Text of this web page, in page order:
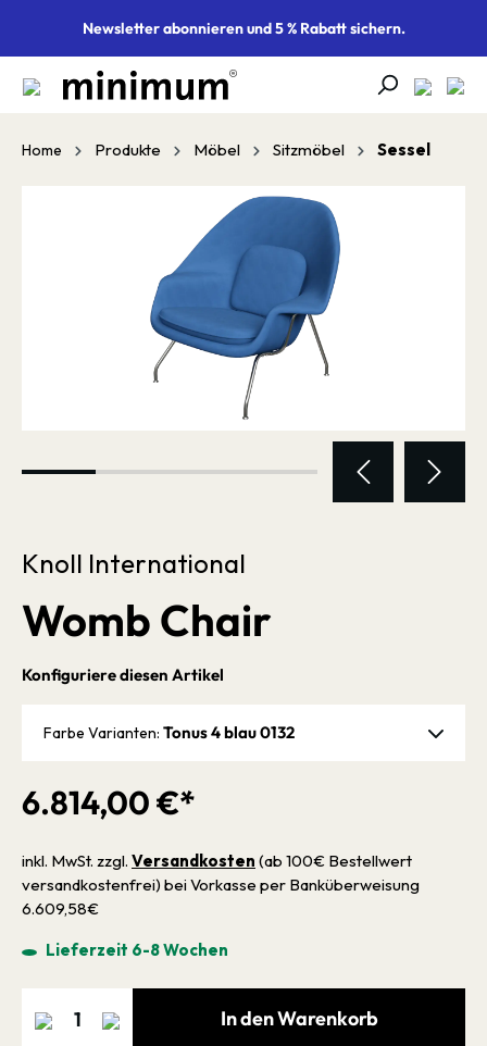
springenNewsletter abonnieren und 5 % Rabatt sichern.
Home Produkte Möbel Sitzmöbel Sessel
Knoll International
Womb Chair
6.814,00 €*
inkl. MwSt. zzgl. Versandkosten (ab 100€ Bestellwert
versandkostenfrei) bei Vorkasse per Banküberweisung
6.609,58€
Lieferzeit 6-8 Wochen
Konfiguriere diesen Artikel
Farbe Varianten: Tonus 4 blau 0132
In den Warenkorb